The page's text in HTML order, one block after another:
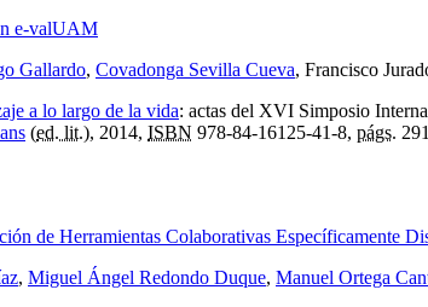
e-valUAM
Gallardo, Covadonga Sevilla Cueva, Francisco
a lo largo de la vida: actas del XVI Simposio
(ed. lit.), 2014, ISBN 978-84-16125-41-8, págs.
de Herramientas Colaborativas Específicamente
, Miguel Ángel Redondo Duque, Manuel Ortega